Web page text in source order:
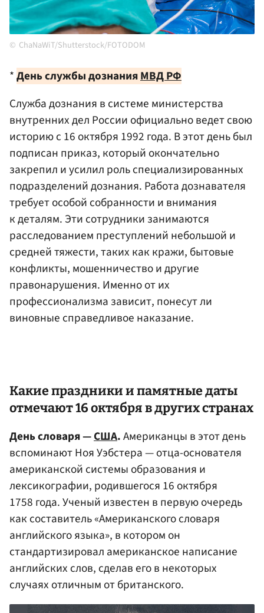
ChaNaWiT/Shutterstock/FOTODOM
*День службы дознанияМВДРФ
Служба дознания в системе министерства
внутренних дел России официально ведет свою
историю с 16 октября 1992 года. В этот день был
подписан приказ, который окончательно
закрепил и усилил роль специализированных
подразделений дознания. Работа дознавателя
требует особой собранности и внимания
к деталям. Эти сотрудники занимаются
расследованием преступлений небольшой и
средней тяжести, таких как кражи, бытовые
конфликты, мошенничество и другие
правонарушения. Именно от их
профессионализма зависит, понесут ли
виновные справедливое наказание.
Какие праздники и памятные даты
отмечают 16 октября в других странах
День словаря —США.Американцы в этот день
вспоминают Ноя Уэбстера — отца-основателя
американской системы образования и
лексикографии, родившегося 16 октября
1758 года. Ученый известен в первую очередь
как составитель «Американского словаря
английского языка», в котором он
стандартизировал американское написание
английских слов, сделав его в некоторых
случаях отличным от британского.